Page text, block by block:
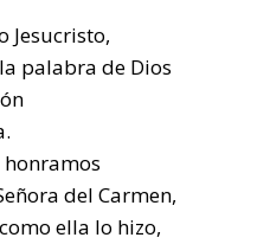
Jesucristo,
palabra de Dios
honramos
del Carmen,
ella lo hizo,